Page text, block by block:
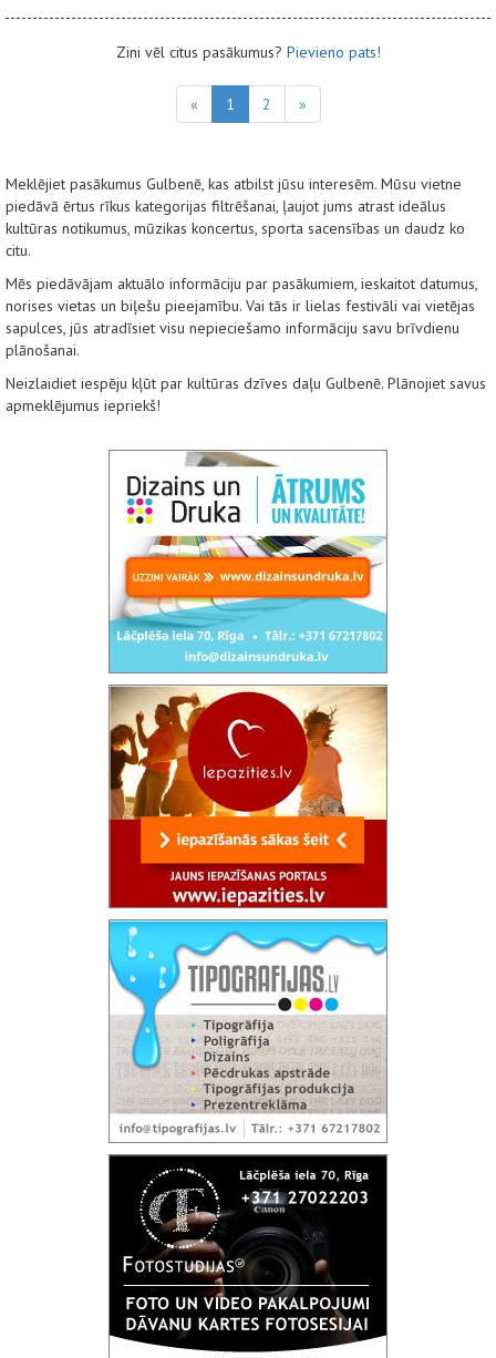
Zini vēl citus pasākumus? Pievieno pats!
« 1 2 »
Meklējiet pasākumus Gulbenē, kas atbilst jūsu interesēm. Mūsu vietne
piedāvā ērtus rīkus kategorijas filtrēšanai, ļaujot jums atrast ideālus
kultūras notikumus, mūzikas koncertus, sporta sacensības un daudz ko
citu.
Mēs piedāvājam aktuālo informāciju par pasākumiem, ieskaitot datumus,
norises vietas un biļešu pieejamību. Vai tās ir lielas festivāli vai vietējas
sapulces, jūs atradīsiet visu nepieciešamo informāciju savu brīvdienu
plānošanai.
Neizlaidiet iespēju kļūt par kultūras dzīves daļu Gulbenē. Plānojiet savus
apmeklējumus iepriekš!